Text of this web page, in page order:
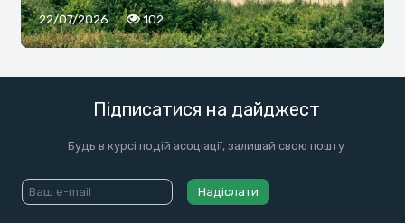
22/07/2026 102
Підписатися на дайджест
Будь в курсі подій асоціації, залишай свою пошту
Надіслати